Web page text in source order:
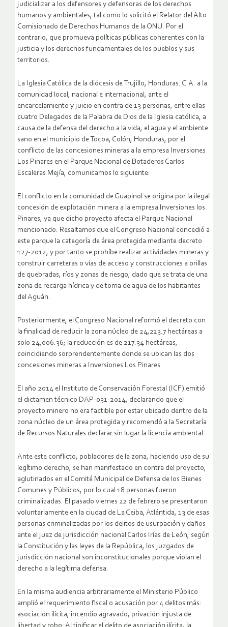
judicializar a los defensores y defensoras de los derechos
humanos y ambientales, tal como lo solicitó el Relator del Alto
Comisionado de Derechos Humanos de la ONU. Por el
contrario, que promueva políticas públicas coherentes con la
justicia y los derechos fundamentales de los pueblos y sus
territorios.
La Iglesia Católica de la diócesis de Trujillo, Honduras. C.A. a la
comunidad local, nacional e internacional, ante el
encarcelamiento y juicio en contra de 13 personas, entre ellas
cuatro Delegados de la Palabra de Dios de la Iglesia católica, a
causa de la defensa del derecho a la vida, el agua y el ambiente
sano en el municipio de Tocoa, Colón, Honduras, por el
conflicto de las concesiones mineras a la empresa Inversiones
Los Pinares en el Parque Nacional de Botaderos Carlos
Escaleras Mejía, comunicamos lo siguiente:
El conflicto en la comunidad de Guapinol se origina por la ilegal
concesión de explotación minera a la empresa Inversiones los
Pinares, ya que dicho proyecto afecta el Parque Nacional
mencionado. Resaltamos que el Congreso Nacional concedió a
este parque la categoría de área protegida mediante decreto
127-2012, y por tanto se prohíbe realizar actividades mineras y
construir carreteras o vías de acceso y construcciones a orillas
de quebradas, ríos y zonas de riesgo, dado que se trata de una
zona de recarga hídrica y de toma de agua de los habitantes
del Aguán.
Posteriormente, el Congreso Nacional reformó el decreto con
la finalidad de reducir la zona núcleo de 24,223.7 hectáreas a
solo 24,006.36; la reducción es de 217.34 hectáreas,
coincidiendo sorprendentemente donde se ubican las dos
concesiones mineras a Inversiones Los Pinares.
El año 2014 el Instituto de Conservación Forestal (ICF) emitió
el dictamen técnico DAP-031-2014, declarando que el
proyecto minero no era factible por estar ubicado dentro de la
zona núcleo de un área protegida y recomendó a la Secretaría
de Recursos Naturales declarar sin lugar la licencia ambiental.
Ante este conflicto, pobladores de la zona, haciendo uso de su
legítimo derecho, se han manifestado en contra del proyecto,
aglutinados en el Comité Municipal de Defensa de los Bienes
Comunes y Públicos, por lo cual 18 personas fueron
criminalizadas. El pasado viernes 22 de febrero se presentaron
voluntariamente en la ciudad de La Ceiba, Atlántida, 13 de esas
personas criminalizadas por los delitos de usurpación y daños
ante el juez de jurisdicción nacional Carlos Irías de León; según
la Constitución y las leyes de la República, los juzgados de
jurisdicción nacional son inconstitucionales porque violan el
derecho a la legítima defensa.
En la misma audiencia arbitrariamente el Ministerio Público
amplió el requerimiento fiscal o acusación por 4 delitos más:
asociación ilícita, incendio agravado, privación injusta de